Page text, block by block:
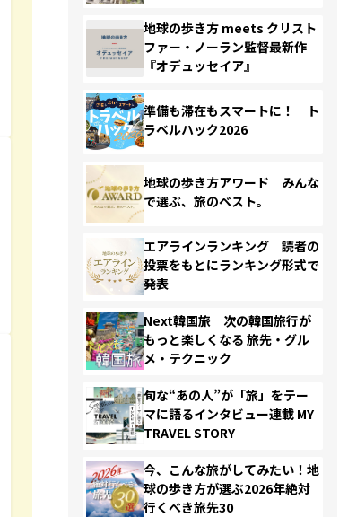
地球の歩き方 meets クリスト
ファー・ノーラン監督最新作
『オデュッセイア』
準備も滞在もスマートに！ ト
ラベルハック2026
地球の歩き方アワード みんな
で選ぶ、旅のベスト。
エアラインランキング 読者の
投票をもとにランキング形式で
発表
Next韓国旅 次の韓国旅行が
もっと楽しくなる 旅先・グル
メ・テクニック
旬な“あの人”が「旅」をテー
マに語るインタビュー連載 MY
TRAVEL STORY
今、こんな旅がしてみたい！地
球の歩き方が選ぶ2026年絶対
行くべき旅先30